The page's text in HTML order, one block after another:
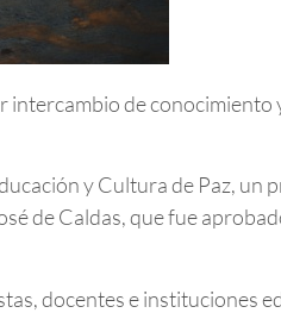
de conocimiento
y Cultura de Paz, un
de Caldas, que fue
docentes e instituciones